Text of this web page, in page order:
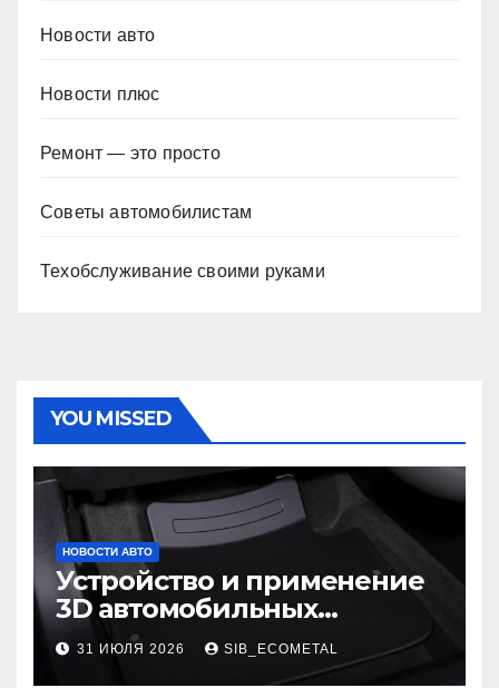
Новости авто
Новости плюс
Ремонт — это просто
Советы автомобилистам
Техобслуживание своими руками
YOU MISSED
НОВОСТИ АВТО
Устройство и применение
3D автомобильных
ковриков
31 ИЮЛЯ 2026 SIB_ECOMETAL